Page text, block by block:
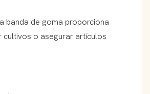
banda de goma proporciona
cultivos o asegurar artículos